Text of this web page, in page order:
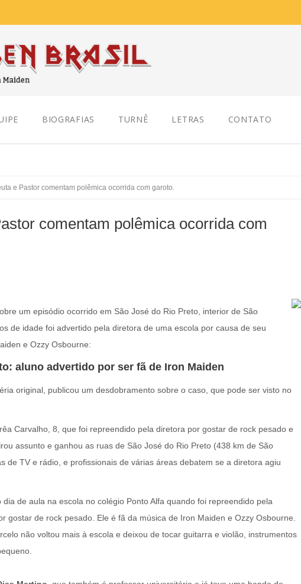
BIOGRAFIAS TURNÊ LETRAS CONTATO
e Pastor comentam polêmica ocorrida com garoto.
comentam polêmica ocorrida com
um episódio ocorrido em São José do Rio Preto, interior de São
de idade foi advertido pela diretora de uma escola por causa de seu
e Ozzy Osbourne:
aluno advertido por ser fã de Iron Maiden
original, publicou um desdobramento sobre o caso, que pode ser visto no
Carvalho, 8, que foi repreendido pela diretora por gostar de rock pesado e
assunto e ganhou as ruas de São José do Rio Preto (438 km de São
de TV e rádio, e profissionais de várias áreas debatem se a diretora agiu
de aula na escola no colégio Ponto Alfa quando foi repreendido pela
gostar de rock pesado. Ele é fã da música de Iron Maiden e Ozzy Osbourne.
não voltou mais à escola e deixou de tocar guitarra e violão, instrumentos